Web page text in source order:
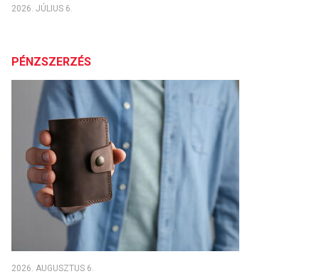
2026. JÚLIUS 6.
PÉNZSZERZÉS
2026. AUGUSZTUS 6.